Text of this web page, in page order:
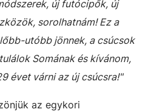
új futócipők, új
sorolhatnám! Ez a
utóbb jönnek, a csúcsok
Somának és kívánom,
évet várni az új csúcsra!"
az egykori